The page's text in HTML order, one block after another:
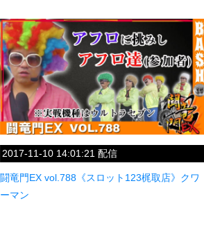
2017-11-10 14:01:21 配信
闘竜門EX vol.788《スロット123梶取店》クワ
ーマン